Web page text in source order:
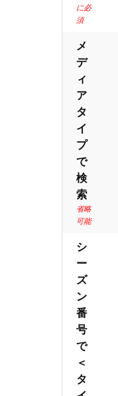
に必
須
メ
デ
ィ
ア
タ
イ
プ
で
検
索
省略
可能
シ
ー
ズ
ン
番
号
で
＜
タ